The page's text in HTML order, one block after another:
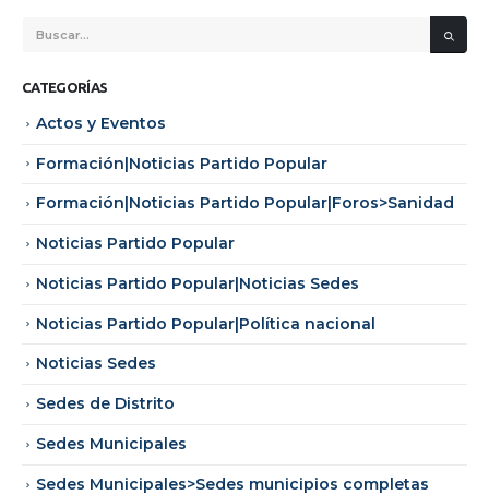
CATEGORÍAS
Actos y Eventos
Formación|Noticias Partido Popular
Formación|Noticias Partido Popular|Foros>Sanidad
Noticias Partido Popular
Noticias Partido Popular|Noticias Sedes
Noticias Partido Popular|Política nacional
Noticias Sedes
Sedes de Distrito
Sedes Municipales
Sedes Municipales>Sedes municipios completas